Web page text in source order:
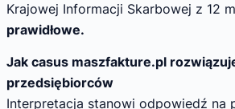
Krajowej Informacji Skarbowej z 12
prawidłowe.
Jak casus maszfakture.pl
przedsiębiorców
Interpretacja stanowi odpowiedź na